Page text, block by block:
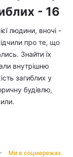
- 16
людини, вночі -
про те, що
Знайти їх
внутрішню
загиблих у
будівлю,
Ми в соцмережах